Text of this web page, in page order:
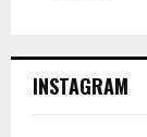
INSTAGRAM